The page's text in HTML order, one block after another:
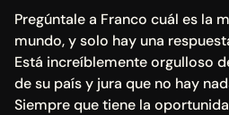
Pregúntale a Franco cuál es la
mundo, y solo hay una
Está increíblemente orgulloso
de su país y jura que no hay
Siempre que tiene la